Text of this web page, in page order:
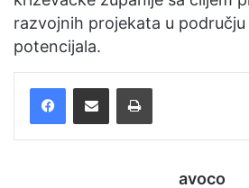
razvojnih projekata u
potencijala.
avoco